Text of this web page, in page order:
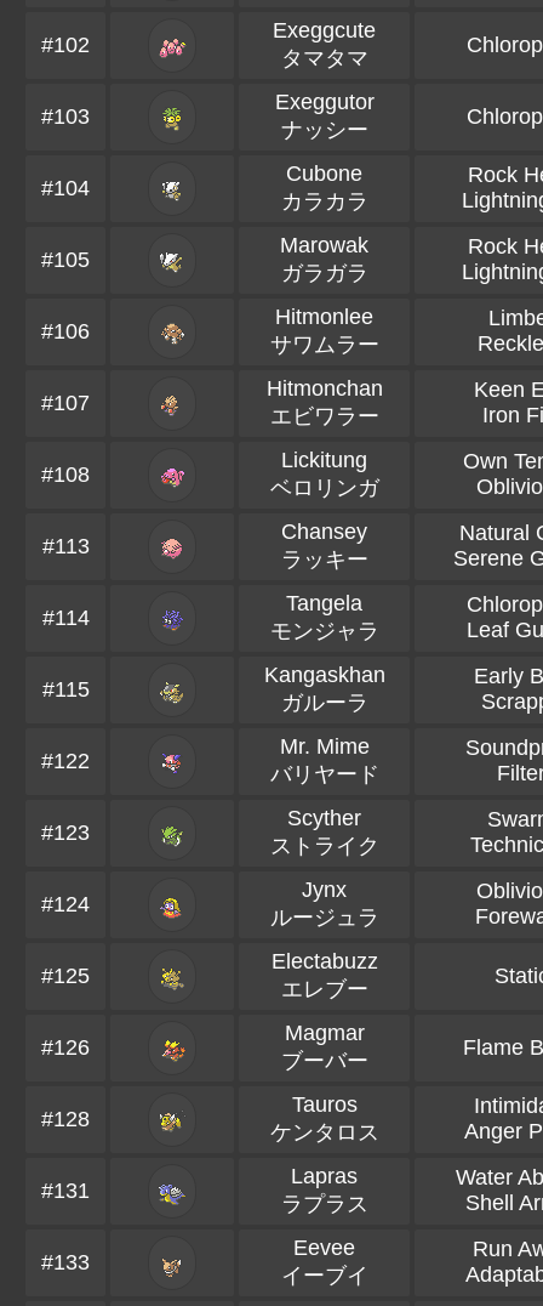
#102
Exeggcute
タマタマ
#103
Exeggutor
ナッシー
#104
Cubone
カラカラ
Rock
#105
Marowak
ガラガラ
Rock
#106
Hitmonlee
サワムラー
#107
Hitmonchan
エビワラー
Keen
Iron
#108
Lickitung
ベロリンガ
Own
#113
Chansey
ラッキー
Natural
Serene
#114
Tangela
モンジャラ
Leaf
#115
Kangaskhan
ガルーラ
Early
#122
Mr. Mime
バリヤード
#123
Scyther
ストライク
#124
Jynx
ルージュラ
#125
Electabuzz
エレブー
#126
Magmar
ブーバー
Flame
#128
Tauros
ケンタロス
Anger
#131
Lapras
ラプラス
Water
Shell
#133
Eevee
イーブイ
Run